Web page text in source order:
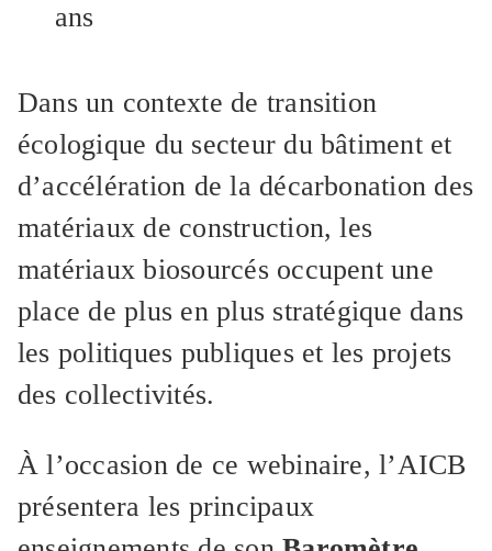
ans
Dans un contexte de transition
écologique du secteur du bâtiment et
d’accélération de la décarbonation des
matériaux de construction, les
matériaux biosourcés occupent une
place de plus en plus stratégique dans
les politiques publiques et les projets
des collectivités.
À l’occasion de ce webinaire, l’AICB
présentera les principaux